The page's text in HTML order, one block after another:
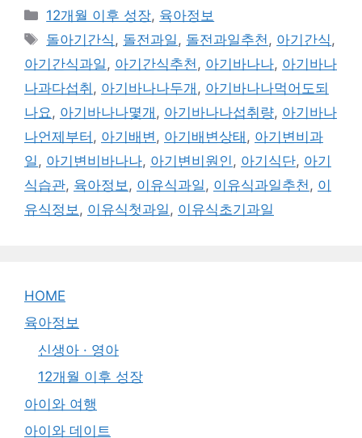
Categories
12개월 이후 성장, 육아정보
Tags
돌아기간식 , 돌전과일 , 돌전과일추천 , 아기간식 ,
아기간식과일 , 아기간식추천 , 아기바나나, 아기바나
나과다섭취 , 아기바나나두개 , 아기바나나먹어도되
나요 , 아기바나나몇개 , 아기바나나섭취량, 아기바나
나언제부터 , 아기배변 , 아기배변상태 , 아기변비과
일 , 아기변비바나나, 아기변비원인 , 아기식단, 아기
식습관, 육아정보 , 이유식과일 , 이유식과일추천 , 이
유식정보 , 이유식첫과일 , 이유식초기과일
HOME
육아정보
신생아 · 영아
12개월 이후 성장
아이와 여행
아이와 데이트